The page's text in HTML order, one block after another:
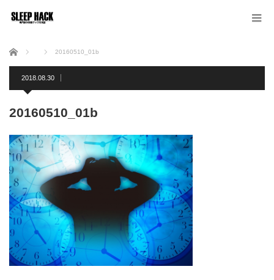
ホーム 20160510_01b
2018.08.30
20160510_01b